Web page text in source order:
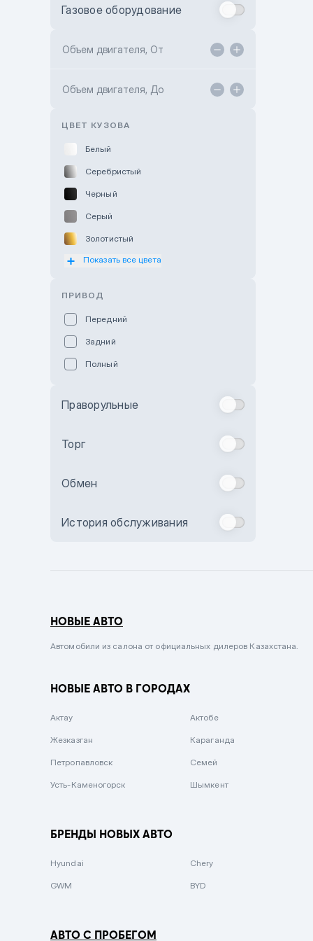
Toyota Kokshetau
Hyundai ShymCity
Газовое оборудование
Объем двигателя, От
Объем двигателя, До
ЦВЕТ КУЗОВА
Белый
Серебристый
Черный
Серый
Золотистый
Оранжевый
Бежевый
Комбинированный
Сиреневый металлик
Вишневый
Зеленый металлик
Показать все цвета
ПРИВОД
Передний
Задний
Полный
Праворульные
Торг
Обмен
История обслуживания
НОВЫЕ АВТО
Автомобили из салона от официальных дилеров Казахстана.
НОВЫЕ АВТО В ГОРОДАХ
Актау Актобе
Жезказган Караганда
Петропавловск Семей
Усть-Каменогорск Шымкент
БРЕНДЫ НОВЫХ АВТО
Hyundai Chery
GWM BYD
АВТО С ПРОБЕГОМ